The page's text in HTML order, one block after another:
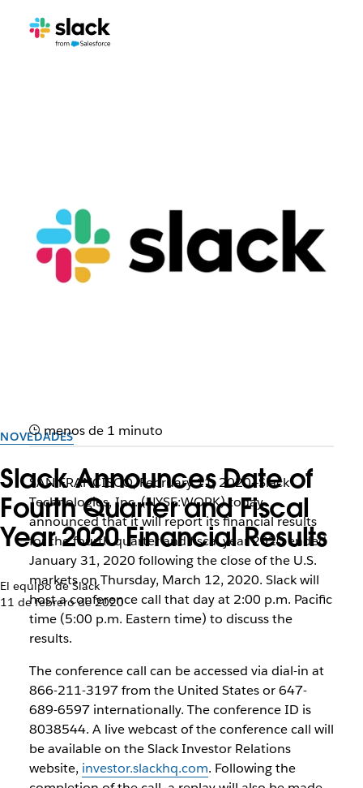
NOVEDADES
Slack Announces Date of
Fourth Quarter and Fiscal
Year 2020 Financial Results
El equipo de Slack
11 de febrero de 2020
menos de 1 minuto
SAN FRANCISCO, February 11, 2020—Slack
Technologies, Inc. (NYSE:WORK) today
announced that it will report its financial results
for the fourth quarter and fiscal year 2020 ended
January 31, 2020 following the close of the U.S.
markets on Thursday, March 12, 2020. Slack will
host a conference call that day at 2:00 p.m. Pacific
time (5:00 p.m. Eastern time) to discuss the
results.
The conference call can be accessed via dial-in at
866-211-3197 from the United States or 647-
689-6597 internationally. The conference ID is
8038544. A live webcast of the conference call will
be available on the Slack Investor Relations
website, investor.slackhq.com. Following the